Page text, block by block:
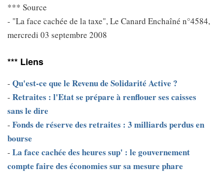
*** Source
- "La face cachée de la taxe", Le Canard Enchaîné n°4584,
mercredi 03 septembre 2008
*** Liens
- Qu'est-ce que le Revenu de Solidarité Active ?
- Retraites : l'Etat se prépare à renflouer ses caisses
sans le dire
- Fonds de réserve des retraites : 3 milliards perdus en
bourse
- La face cachée des heures sup' : le gouvernement
compte faire des économies sur sa mesure phare